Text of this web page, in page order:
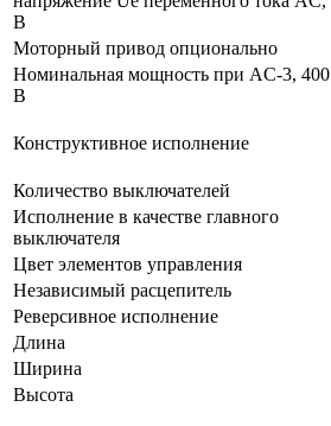
В
Моторный привод опционально
Номинальная мощность при AC-3, 400
В
Конструктивное исполнение
Количество выключателей
Исполнение в качестве главного
выключателя
Цвет элементов управления
Независимый расцепитель
Реверсивное исполнение
Длина
Ширина
Высота